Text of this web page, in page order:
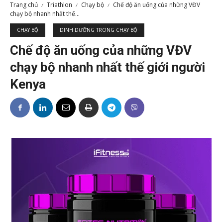
Trang chủ Triathlon Chạy bộ
Chế độ ăn uống của những VĐV
chạy bộ nhanh nhất thế...
CHẠY BỘ DINH DƯỠNG TRONG CHẠY BỘ
Chế độ ăn uống của những VĐV
chạy bộ nhanh nhất thế giới người
Kenya